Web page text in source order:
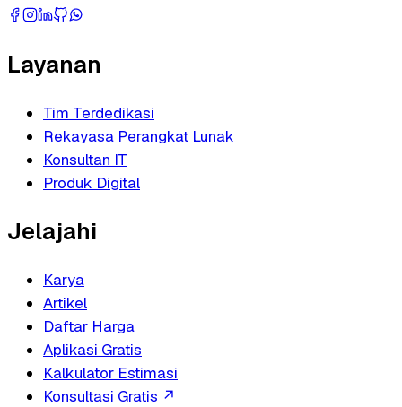
Layanan
Tim Terdedikasi
Rekayasa Perangkat Lunak
Konsultan IT
Produk Digital
Jelajahi
Karya
Artikel
Daftar Harga
Aplikasi Gratis
Kalkulator Estimasi
Konsultasi Gratis ↗